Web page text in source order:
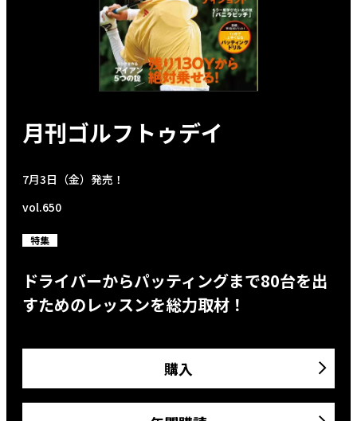
月刊ゴルフトゥデイ
7月3日（金）発売！
vol.650
特集
ドライバーからパッティングまで80台を出
すためのレッスンを総力取材！
購入